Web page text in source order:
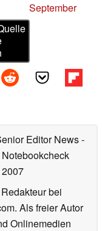
September
Editor News-
bei
Als freier Autor
Onlinemedien